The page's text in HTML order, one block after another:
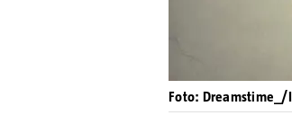
Foto: Dreamstime_/